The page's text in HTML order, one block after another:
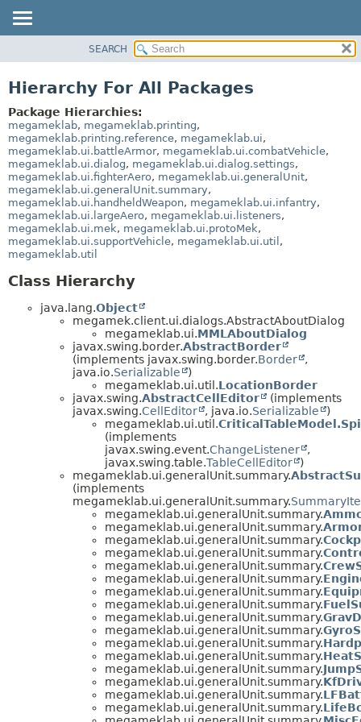
CLASS
TREE
DEPRECATED
INDEX
HELP
SEARCH
Hierarchy For All Packages
Package Hierarchies:
megameklab, megameklab.printing,
megameklab.printing.reference, megameklab.ui,
megameklab.ui.battleArmor, megameklab.ui.combatVehicle,
megameklab.ui.dialog, megameklab.ui.dialog.settings,
megameklab.ui.fighterAero, megameklab.ui.generalUnit,
megameklab.ui.generalUnit.summary,
megameklab.ui.handheldWeapon, megameklab.ui.infantry,
megameklab.ui.largeAero, megameklab.ui.listeners,
megameklab.ui.mek, megameklab.ui.protoMek,
megameklab.ui.supportVehicle, megameklab.ui.util ,
megameklab.util
Class Hierarchy
java.lang.Object
megamek.client.ui.dialogs.AbstractAboutDialog
megameklab.ui.MMLAboutDialog
javax.swing.border.AbstractBorder
(implements javax.swing.border.Border
,
java.io.Serializable
)
megameklab.ui.util.LocationBorder
javax.swing.AbstractCellEditor
(implements
javax.swing.CellEditor , java.io.Serializable
)
megameklab.ui.util.
(implements
javax.swing.event.ChangeListener
,
javax.swing.table.TableCellEditor
)
megameklab.ui.generalUnit.summary.
(implements
megameklab.ui.generalUnit.summary.
megameklab.ui.generalUnit.summary.
megameklab.ui.generalUnit.summary.
megameklab.ui.generalUnit.summary.
megameklab.ui.generalUnit.summary.
megameklab.ui.generalUnit.summary.
megameklab.ui.generalUnit.summary.
megameklab.ui.generalUnit.summary.
megameklab.ui.generalUnit.summary.
megameklab.ui.generalUnit.summary.
megameklab.ui.generalUnit.summary.
megameklab.ui.generalUnit.summary.
megameklab.ui.generalUnit.summary.
megameklab.ui.generalUnit.summary.
megameklab.ui.generalUnit.summary.
megameklab.ui.generalUnit.summary.
megameklab.ui.generalUnit.summary.